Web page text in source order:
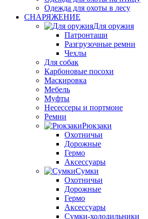
Одежда для охоты в лесу
СНАРЯЖЕНИЕ
Для оружия
Патронташи
Разгрузочные ремни
Чехлы
Для собак
Карбоновые посохи
Маскировка
Мебель
Муфты
Несессеры и портмоне
Ремни
Рюкзаки
Охотничьи
Дорожные
Гермо
Аксессуары
Сумки
Охотничьи
Дорожные
Гермо
Аксессуары
Сумки-холодильники